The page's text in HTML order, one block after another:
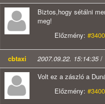
Biztos,hogy sétálni
meg!
Előzmény:
cbtaxi 2007.09.22. 15:14:35/
Volt ez a zászló a
Előzmény: